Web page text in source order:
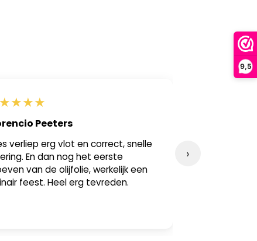
9,5
★★★★
Peeters
verliep erg vlot en correct, snelle
En dan nog het eerste
van de olijfolie, werkelijk een
feest. Heel erg tevreden.
›